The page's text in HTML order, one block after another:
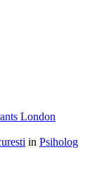
London
in Psiholog